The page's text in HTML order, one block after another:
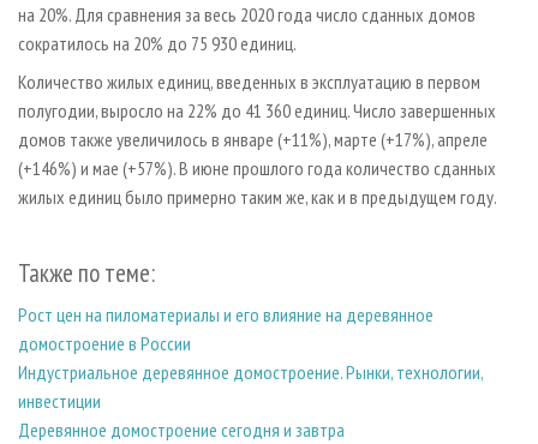
на 20%. Для сравнения за весь 2020 года число сданных домов
сократилось на 20% до 75 930 единиц.
Количество жилых единиц, введенных в эксплуатацию в первом
полугодии, выросло на 22% до 41 360 единиц. Число завершенных
домов также увеличилось в январе (+11%), марте (+17%), апреле
(+146%) и мае (+57%). В июне прошлого года количество сданных
жилых единиц было примерно таким же, как и в предыдущем году.
Также по теме:
Рост цен на пиломатериалы и его влияние на деревянное
домостроение в России
Индустриальное деревянное домостроение. Рынки, технологии,
инвестиции
Деревянное домостроение сегодня и завтра